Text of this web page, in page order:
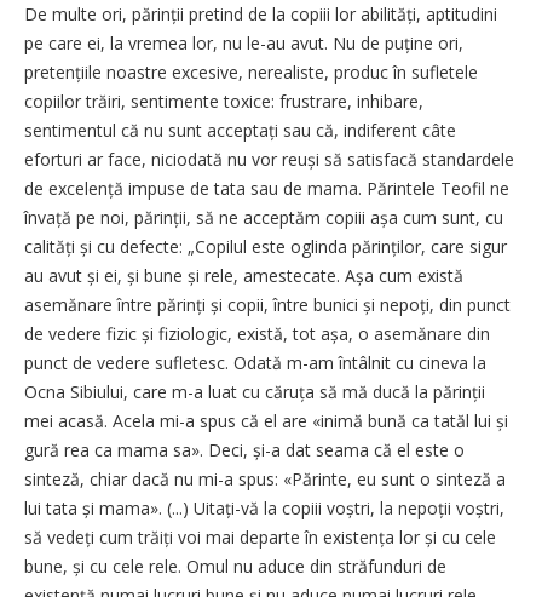
De multe ori, părinții pretind de la copiii lor abilități, aptitudini
pe care ei, la vremea lor, nu le-au avut. Nu de puține ori,
pretențiile noastre excesive, nerealiste, produc în sufletele
copiilor trăiri, sentimente toxice: frustrare, inhibare,
sentimentul că nu sunt acceptați sau că, indiferent câte
eforturi ar face, niciodată nu vor reuși să satisfacă standardele
de excelență impuse de tata sau de mama. Părintele Teofil ne
învață pe noi, părinții, să ne acceptăm copiii așa cum sunt, cu
calități și cu defecte: „Copilul este oglinda părinților, care sigur
au avut și ei, și bune și rele, amestecate. Așa cum există
asemănare între părinți și copii, între bunici și nepoți, din punct
de vedere fizic și fiziologic, există, tot așa, o asemănare din
punct de vedere sufletesc. Odată m-am întâlnit cu cineva la
Ocna Sibiului, care m-a luat cu căruța să mă ducă la părinții
mei acasă. Acela mi-a spus că el are «inimă bună ca tatăl lui și
gură rea ca mama sa». Deci, și-a dat seama că el este o
sinteză, chiar dacă nu mi-a spus: «Părinte, eu sunt o sinteză a
lui tata și mama». (...) Uitați-vă la copiii voștri, la nepoții voștri,
să vedeți cum trăiți voi mai departe în existența lor și cu cele
bune, și cu cele rele. Omul nu aduce din străfunduri de